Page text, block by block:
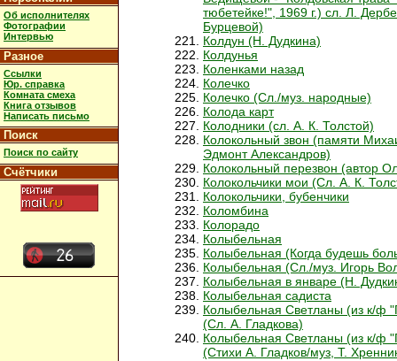
Об исполнителях
Фотографии
Интервью
Разное
Ссылки
Юр. справка
Комната смеха
Книга отзывов
Написать письмо
Поиск
Поиск по сайту
Счётчики
тюбетейке!", 1969 г.) сл. Л.
Бурцевой)
Колдун (Н. Дудкина)
Колдунья
Коленками назад
Колечко
Колечко (Сл./муз. народные)
Колода карт
Колодники (сл. А. К. Толстой)
Колокольный звон (памяти
Эдмонт Александров)
Колокольный перезвон (автор
Колокольчики мои (Сл. А. К.
Колокольчики, бубенчики
Коломбина
Колорадо
Колыбельная
Колыбельная (Когда будешь
Колыбельная (Сл./муз. Игорь
Колыбельная в январе (Н.
Колыбельная садиста
Колыбельная Светланы (из к/ф
(Сл. А. Гладкова)
Колыбельная Светланы (из к/ф
(Стихи А. Гладков/муз, Т.